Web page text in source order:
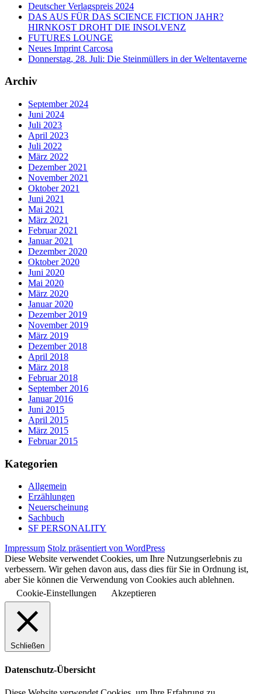
Deutscher Verlagspreis 2024
DAS AUS FÜR DAS SCIENCE FICTION JAHR?
HIRNKOST DROHT DIE INSOLVENZ
FUTURES LOUNGE
Neues Imprint Carcosa
Donnerstag, 28. Juli: Die Steinmüllers in der Weltentaverne
Archiv
September 2024
Juni 2024
Juli 2023
April 2023
Juli 2022
März 2022
Dezember 2021
November 2021
Oktober 2021
Juni 2021
Mai 2021
März 2021
Februar 2021
Januar 2021
Dezember 2020
Oktober 2020
Juni 2020
Mai 2020
März 2020
Januar 2020
Dezember 2019
November 2019
März 2019
Dezember 2018
April 2018
März 2018
Februar 2018
September 2016
Januar 2016
Juni 2015
April 2015
März 2015
Februar 2015
Kategorien
Allgemein
Erzählungen
Neuerscheinung
Sachbuch
SF PERSONALITY
Impressum Stolz präsentiert von WordPress
Diese Website verwendet Cookies, um Ihre Nutzungserlebnis zu
verbessern. Wir gehen davon aus, dass dies für Sie in Ordnung ist,
aber Sie können die Verwendung von Cookies auch ablehnen.
Cookie-Einstellungen
Akzeptieren
Schließen
Datenschutz-Übersicht